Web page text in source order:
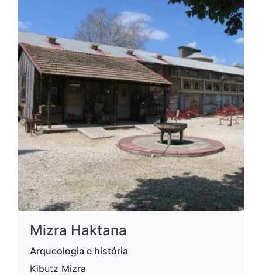
Mizra Haktana
Arqueologia e história
Kibutz Mizra